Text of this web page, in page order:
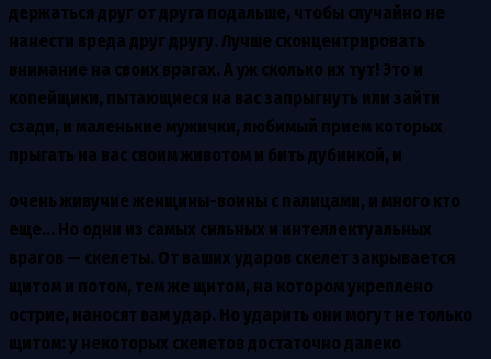
держаться друг от друга подальше, чтобы случайно не
нанести вреда друг другу. Лучше сконцентрировать
внимание на своих врагах. А уж сколько их тут! Это и
копейщики, пытающиеся на вас запрыгнуть или зайти
сзади, и маленькие мужички, любимый прием которых
прыгать на вас своим животом и бить дубинкой, и
очень живучие женщины-воины с палицами, и много кто
еще… Но одни из самых сильных и интеллектуальных
врагов — скелеты. От ваших ударов скелет закрывается
щитом и потом, тем же щитом, на котором укреплено
острие, наносят вам удар. Но ударить они могут не только
щитом: у некоторых скелетов достаточно далеко